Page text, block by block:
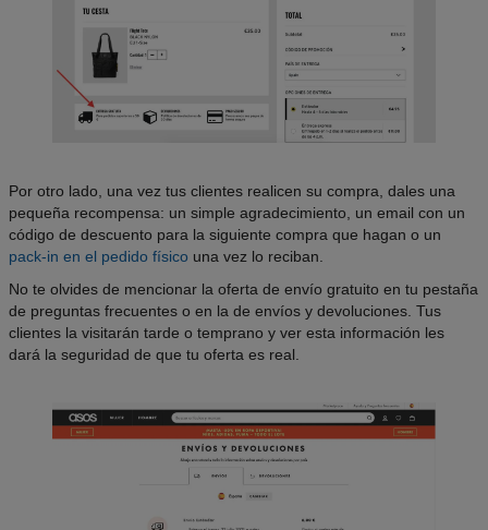
Por otro lado, una vez tus clientes realicen su compra, dales una
pequeña recompensa: un simple agradecimiento, un email con un
código de descuento para la siguiente compra que hagan o un
pack-in en el pedido físico una vez lo reciban.
No te olvides de mencionar la oferta de envío gratuito en tu pestaña
de preguntas frecuentes o en la de envíos y devoluciones. Tus
clientes la visitarán tarde o temprano y ver esta información les
dará la seguridad de que tu oferta es real.